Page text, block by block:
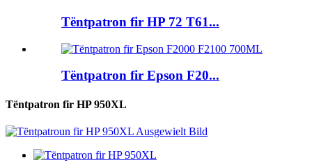
Tëntpatron fir HP 72 T61...
Tëntpatron fir Epson F20...
Tëntpatron fir HP 950XL